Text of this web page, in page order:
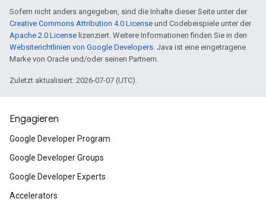
Sofern nicht anders angegeben, sind die Inhalte dieser Seite unter der
Creative Commons Attribution 4.0 License und Codebeispiele unter der
Apache 2.0 License lizenziert. Weitere Informationen finden Sie in den
Websiterichtlinien von Google Developers. Java ist eine eingetragene
Marke von Oracle und/oder seinen Partnern.
Zuletzt aktualisiert: 2026-07-07 (UTC).
Engagieren
Google Developer Program
Google Developer Groups
Google Developer Experts
Accelerators